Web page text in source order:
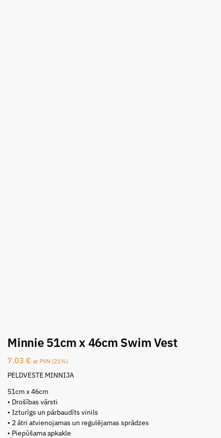
Minnie 51cm x 46cm Swim Vest
7.03 € ar PVN (21%)
PELDVESTE MINNIJA
51cm x 46cm
• Drošības vārsti
• Izturīgs un pārbaudīts vinils
• 2 ātri atvienojamas un regulējamas sprādzes
• Piepūšama apkakle